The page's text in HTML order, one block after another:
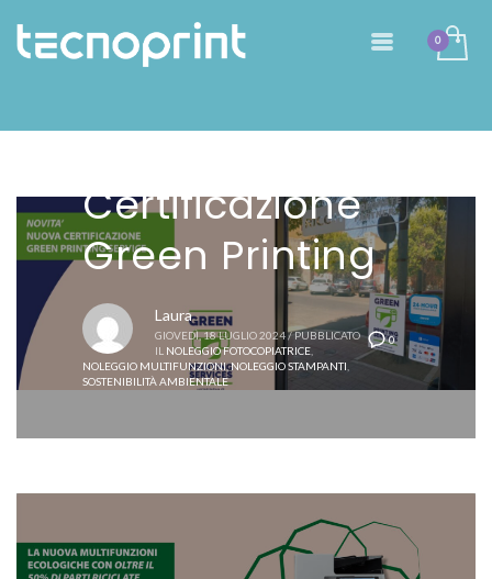
Certificazione
Green Printing
0
Laura
GIOVEDÌ, 18 LUGLIO 2024/PUBBLICATO
IL NOLEGGIO FOTOCOPIATRICE
NOLEGGIO MULTIFUNZIONI,NOLEGGIO STAMPANTI
SOSTENIBILITÀ AMBIENTALE